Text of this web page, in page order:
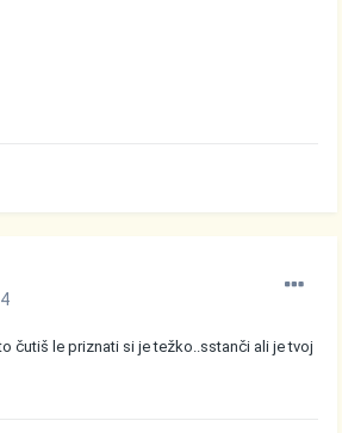
čutiš le priznati si je težko..sstanči ali je tvoj